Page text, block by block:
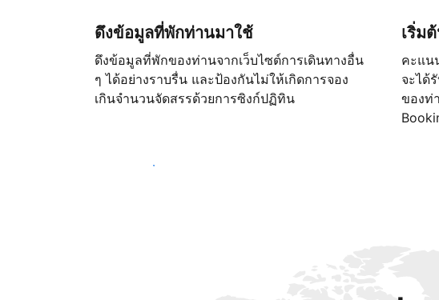
ดึงข้อมูลที่พักท่านมาใช้
ดึงข้อมูลที่พักของท่านจากเว็บไซต์การเดินทางอื่น
ๆ ได้อย่างราบรื่น และป้องกันไม่ให้เกิดการจอง
เกินจำนวนจัดสรรด้วยการซิงก์ปฏิทิน
เริ่ม
คะแน
จะได้
ของท่
เริ่มต้นตั้งแต่วันนี้